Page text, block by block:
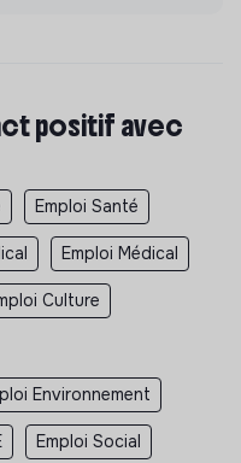
positif avec
Emploi Santé
Emploi Médical
Culture
Environnement
Emploi Social